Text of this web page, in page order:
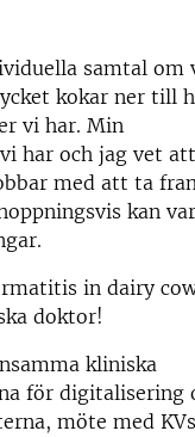
samtal om
kokar ner till
vi har. Min
har och jag vet
med att ta
kan
in dairy
doktor!
kliniska
för digitalisering
möte med KVs